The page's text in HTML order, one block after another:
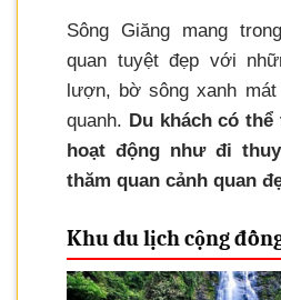
Sông Giăng mang
quan tuyệt đẹp với
lượn, bờ sông xanh
quanh. Du khách có
hoạt động như đi
thăm quan cảnh quan
Khu du lịch cộng